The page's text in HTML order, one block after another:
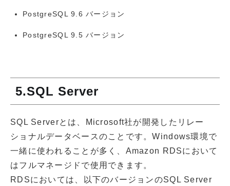
PostgreSQL 9.6 バージョン
PostgreSQL 9.5 バージョン
5.SQL Server
SQL Serverとは、Microsoft社が開発したリレー
ショナルデータベースのことです。Windows環境で
一緒に使われることが多く、Amazon RDSにおいて
はフルマネージドで使用できます。
RDSにおいては、以下のバージョンのSQL Server